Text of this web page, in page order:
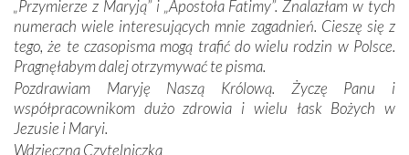
przychodziły na myśl, gdy słuchaliśmy opowieści
przewodników o portugalskich monarchach i wodzach,
zwycięskich bitwach i nieszczęśliwych losach grzesznych
kochanków.
Byli tym razem pośród Apostołów Fatimy reprezentanci
każdego spośród żyjących pokoleń. Najmłodszy uczestnik
„Przymierze z Maryją” i „Apostoła Fatimy”. Znalazłam w tych
numerach wiele interesujących mnie zagadnień. Cieszę się z
tego, że te czasopisma mogą trafić do wielu rodzin w Polsce.
Pragnęłabym dalej otrzymywać te pisma.
Pozdrawiam Maryję Naszą Królową. Życzę Panu i
współpracownikom dużo zdrowia i wielu łask Bożych w
Jezusie i Maryi.
Wdzięczna Czytelniczka